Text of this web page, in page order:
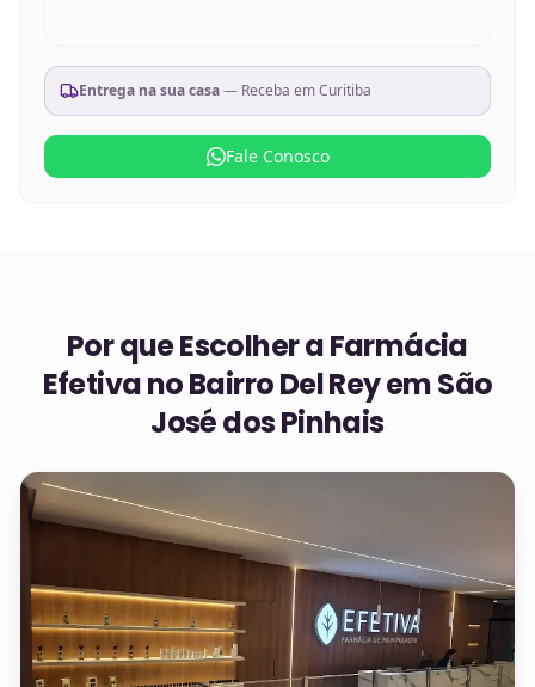
Entrega na sua casa— Receba emCuritiba
Fale Conosco
Por que Escolher a Farmácia
Efetiva noBairro Del Rey em São
José dos Pinhais